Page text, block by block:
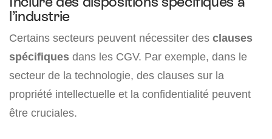
l’industrie
Certains secteurs peuvent nécessiter des clauses
spécifiques dans les CGV. Par exemple, dans le
secteur de la technologie, des clauses sur la
propriété intellectuelle et la confidentialité peuvent
être cruciales.